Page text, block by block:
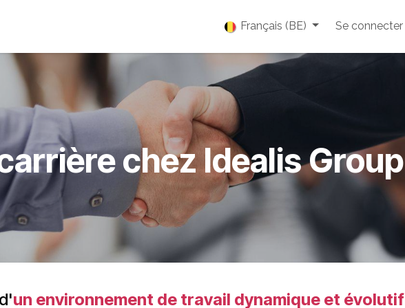
Français (BE) Se connecter
chezIdealis Group
un environnement de travail dynamique et évolutif